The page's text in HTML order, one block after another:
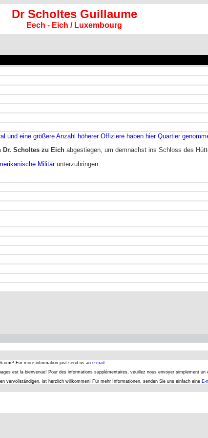
Dr Scholtes Guillaume
Eech - Eich / Luxembourg
und eine größere Anzahl höherer Offiziere haben hier Quartier
Dr. Scholtes zu Eich abgestiegen, um demnächst ins Schloss des
Militärunterzubringen.
For more information just send us an e-mail.
est la bienvenue! Pour des informations supplémentaires, veuillez nous envoyer simplement un
vervollständigen, ist herzlich willkommen! Für mehr Informationen, senden Sie uns einfach eine E-